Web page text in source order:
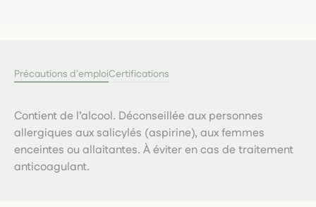
Précautions d'emploiCertifications
Contient de l’alcool. Déconseillée aux personnes
allergiques aux salicylés (aspirine), aux femmes
enceintes ou allaitantes. À éviter en cas de traitement
anticoagulant.